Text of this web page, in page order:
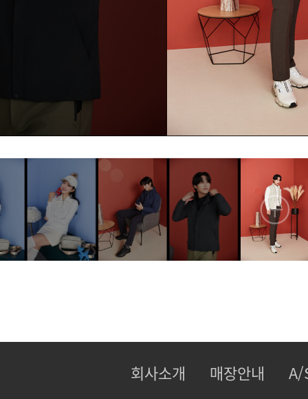
회사소개 매장안내 A/